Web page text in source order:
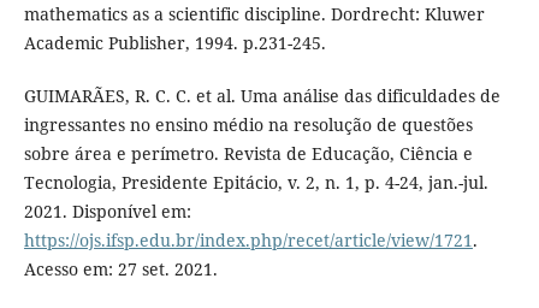
mathematics as a scientific discipline. Dordrecht: Kluwer
Academic Publisher, 1994. p.231-245.
GUIMARÃES, R. C. C. et al. Uma análise das dificuldades de
ingressantes no ensino médio na resolução de questões
sobre área e perímetro. Revista de Educação, Ciência e
Tecnologia, Presidente Epitácio, v. 2, n. 1, p. 4-24, jan.-jul.
2021. Disponível em:
https://ojs.ifsp.edu.br/index.php/recet/article/view/1721 .
Acesso em: 27 set. 2021.